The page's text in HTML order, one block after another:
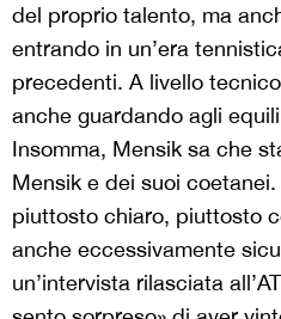
del proprio talento, ma
entrando in un’era
precedenti. A livello
anche guardando agli
Insomma, Mensik sa che
Mensik e dei suoi
piuttosto chiaro, piuttosto
anche eccessivamente
un’intervista rilasciata